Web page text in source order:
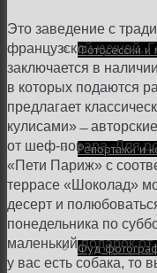
Фотосессии и
Репортажи и
Фуд
Это заведение с
французской кухней.
заключается в
в которых подаются
предлагает
кулисами»
от шеф-повара. Для
«Пети Париж» с
террасе «Шоколад»
десерт и
понедельника по
маленький подарок
у вас есть собака, то